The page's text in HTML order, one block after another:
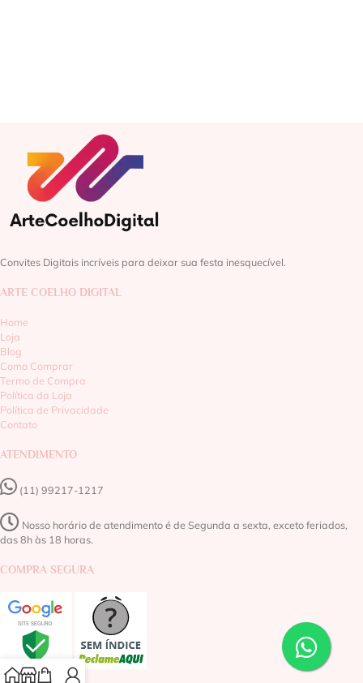
Convites Digitais incríveis para deixar sua festa inesquecível.
ARTE COELHO DIGITAL
Home
Loja
Blog
Como Comprar
Termo de Compra
Política da Loja
Política de Privacidade
Contato
ATENDIMENTO
(11) 99217-1217‬
Nosso horário de atendimento é de Segunda a sexta, exceto feriados,
das 8h às 18 horas.
COMPRA SEGURA